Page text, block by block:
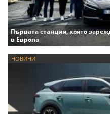
Първата станция, която
в Европа
НОВИНИ